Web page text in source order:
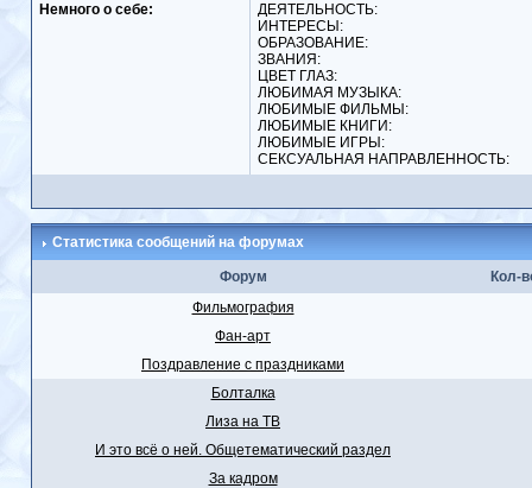
Немного о себе:
ДЕЯТЕЛЬНОСТЬ:
ИНТЕРЕСЫ:
ОБРАЗОВАНИЕ:
ЗВАНИЯ:
ЦВЕТ ГЛАЗ:
ЛЮБИМАЯ МУЗЫКА:
ЛЮБИМЫЕ ФИЛЬМЫ:
ЛЮБИМЫЕ КНИГИ:
ЛЮБИМЫЕ ИГРЫ:
СЕКСУАЛЬНАЯ НАПРАВЛЕННОСТЬ:
Статистика сообщений на форумах
Форум
Кол-
Фильмография
Фан-арт
Поздравление с праздниками
Болталка
Лиза на ТВ
И это всё о ней. Общетематический раздел
За кадром